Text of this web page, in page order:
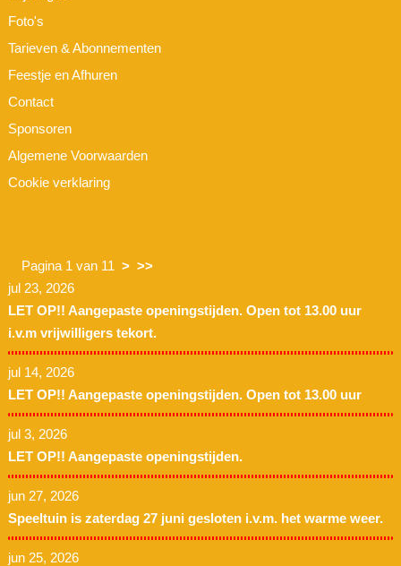
Foto's
Tarieven & Abonnementen
Feestje en Afhuren
Contact
Sponsoren
Algemene Voorwaarden
Cookie verklaring
Pagina 1 van 11 > >>
jul 23, 2026
LET OP!! Aangepaste openingstijden. Open tot 13.00 uur
i.v.m vrijwilligers tekort.
jul 14, 2026
LET OP!! Aangepaste openingstijden. Open tot 13.00 uur
jul 3, 2026
LET OP!! Aangepaste openingstijden.
jun 27, 2026
Speeltuin is zaterdag 27 juni gesloten i.v.m. het warme weer.
jun 25, 2026